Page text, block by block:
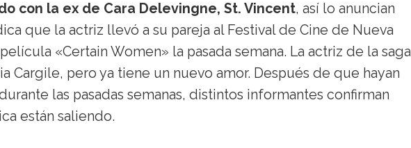
con la ex de Cara Delevingne, St. Vincent, así lo anuncian
que la actriz llevó a su pareja al Festival de Cine de Nueva
«Certain Women» la pasada semana. La actriz de la saga
Cargile, pero ya tiene un nuevo amor. Después de que hayan
las pasadas semanas, distintos informantes confirman
están saliendo.